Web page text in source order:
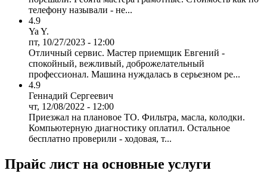
телефону называли - не...
4.9
Ya Y.
пт, 10/27/2023 - 12:00
Отличный сервис. Мастер приемщик Евгений -
спокойный, вежливый, доброжелательный
профессионал. Машина нуждалась в серьезном ре...
4.9
Геннадий Сергеевич
чт, 12/08/2022 - 12:00
Приезжал на плановое ТО. Фильтра, масла, колодки.
Компьютерную диагностику оплатил. Остальное
бесплатно проверили - ходовая, т...
Прайс лист на основные услуги